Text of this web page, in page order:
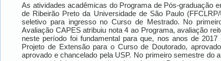
As atividades acadêmicas do Programa de Pós-graduação
de Ribeirão Preto da Universidade de São Paulo
seletivo para ingresso no Curso de Mestrado. No
Avaliação CAPES atribuiu nota 4 ao Programa, avaliação
neste período foi fundamental para que, nos anos de
Projeto de Extensão para o Curso de Doutorado,
aprovado e chancelado pela USP. No primeiro semestre do